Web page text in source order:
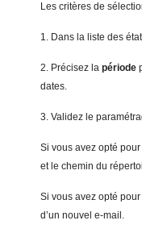
Les critères de
1. Dans la liste des
2. Précisez la période
dates.
3. Validez le
Si vous avez opté
et le chemin du
Si vous avez opté
d’un nouvel e-mail.